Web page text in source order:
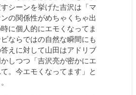
シーンを挙げた吉沢は「マ
の関係性がめちゃくちゃ出
に個人的にエモくなってま
ならではの自然な瞬間にも
えに対して山田はアドリブ
しつつ「吉沢亮が密かにエ
。今エモくなってます」と